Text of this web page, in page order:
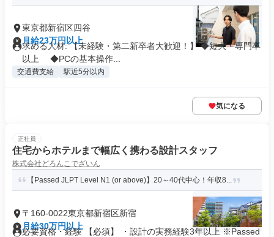
東京都新宿区四谷
月給23万円以上
求める人材: 【未経験・第二新卒者大歓迎！】 ◆短大・専門卒
以上 ◆PCの基本操作...
交通費支給 駅近5分以内
気になる
正社員
住宅からホテルまで幅広く携わる設計スタッフ
株式会社どろんこでざいん
【Passed JLPT Level N1 (or above)】20～40代中心！年収8...
〒160-0022東京都新宿区新宿
月給30万円以上
必要資格・経験 【必須】 ・設計の実務経験3年以上 ※Passed